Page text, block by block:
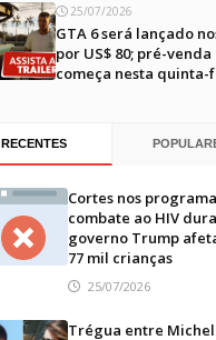
25/07/2026
GTA 6 será lançado
por US$ 80; pré-venda
começa nesta quinta-
RECENTES
Cortes nos
combate ao HIV
governo Trump
77 mil crianças
25/07/2026
Trégua entre